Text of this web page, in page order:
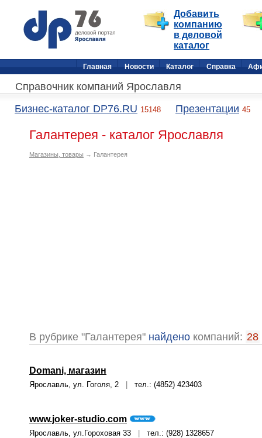
Добавить
компанию
в деловой
каталог
Главная Новости Каталог Справка
Справочник компаний Ярославля
Бизнес-каталог DP76.RU 15148 Презентации 45
Галантерея - каталог Ярославля
Магазины, товары → Галантерея
В рубрике "Галантерея" найдено компаний: 28
Domani, магазин
Ярославль, ул. Гоголя, 2 тел.: (4852) 423403
www.joker-studio.com
Ярославль, ул.Гороховая 33 тел.: (928) 1328657